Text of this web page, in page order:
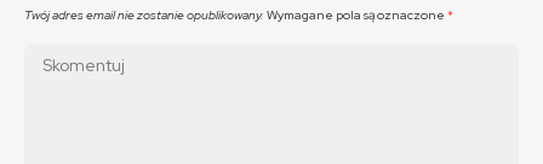
Twój adres email nie zostanie opublikowany. Wymagane pola są oznaczone *